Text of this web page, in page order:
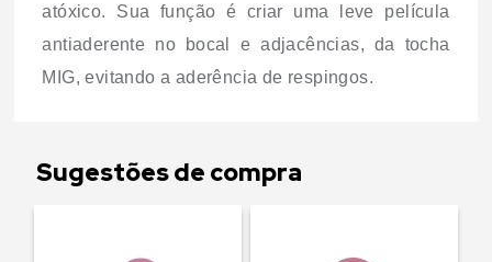
atóxico. Sua função é criar uma leve película
antiaderente no bocal e adjacências, da tocha
MIG, evitando a aderência de respingos.
Sugestões de compra